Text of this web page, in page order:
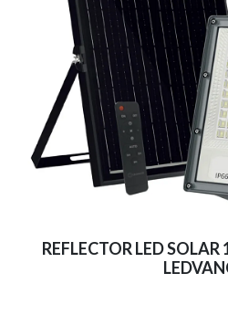
REFLECTOR LED